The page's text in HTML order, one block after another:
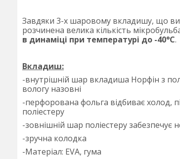
Завдяки 3-х шаровому вкладишу, що
розчинена велика кількість
в динаміці при температурі до -40°С.
Вкладиш:
-внутрішній шар вкладиша Норфін з
вологу назовні
-перфорована фольга відбиває холод,
поліестеру
-зовнішній шар поліестеру
-зручна колодка
-Матеріал: EVA, гума